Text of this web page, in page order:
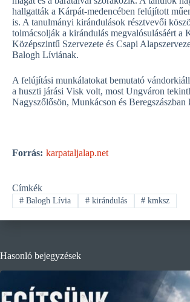
hallgatták a Kárpát-medencében felújított
is. A tanulmányi kirándulások résztvevői
tolmácsolják a kirándulás megvalósulásáért
Középszintű Szervezete és Csapi
Balogh Líviának.
A felújítási munkálatokat bemutató
a huszti járási Visk volt, most Ungváron
Nagyszőlősön, Munkácson és Beregszászban
Forrás: karpataljalap.net
Címkék
#Balogh Lívia #kirándulás # kmksz
Hasonló bejegyzések